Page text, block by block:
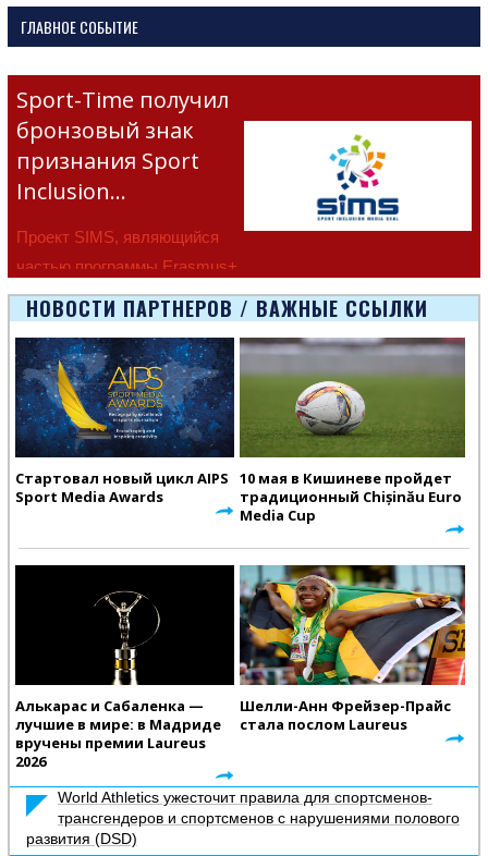
ГЛАВНОЕ СОБЫТИЕ
Sport-Time получил
бронзовый знак
признания Sport
Inclusion…
Проект SIMS, являющийся
частью программы Erasmus+
Европейско
НОВОСТИ ПАРТНЕРОВ / ВАЖНЫЕ ССЫЛКИ
Стартовал новый цикл AIPS
Sport Media Awards
10 мая в Кишиневе пройдет
традиционный Chișinău Euro
Media Cup
Алькарас и Сабаленка —
лучшие в мире: в Мадриде
вручены премии Laureus
2026
Шелли-Анн Фрейзер-Прайс
стала послом Laureus
World Athletics ужесточит правила для спортсменов-
трансгендеров и спортсменов с нарушениями полового
развития (DSD)